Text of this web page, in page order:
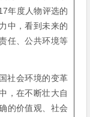
年度人物评选的
中，看到未来的
任、公共环境等
社会环境的变革
，在不断壮大自
的价值观、社会